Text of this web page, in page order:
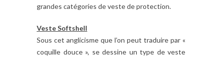
grandes catégories de veste de protection.
Veste Softshell
Sous cet anglicisme que l’on peut traduire par «
coquille douce », se dessine un type de veste